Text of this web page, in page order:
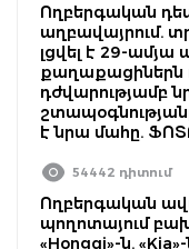
Ողբերգական
աղբավայրում.
լցվել է 29-
քաղաքացիներն
դժվարությամբ
է նրա մահը.
54442 դիտում
Ողբերգական
պողոտայում
«Hongqi»-ն.